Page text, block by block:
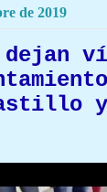
de 2019
dejan